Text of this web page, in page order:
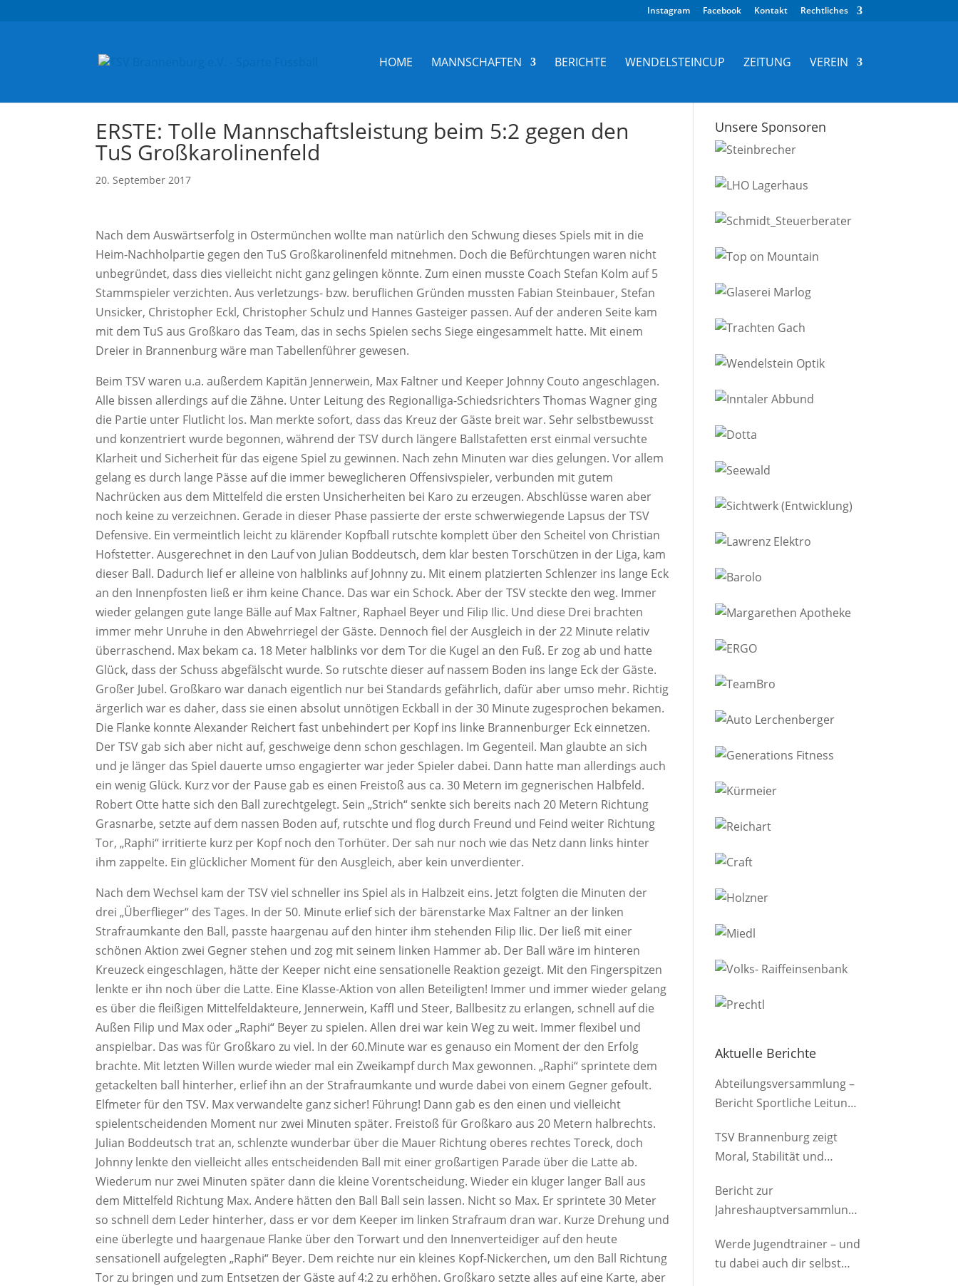
Instagram Facebook Kontakt Rechtliches
HOME MANNSCHAFTEN BERICHTE WENDELSTEINCUP ZEITUNG VEREIN
ERSTE: Tolle Mannschaftsleistung beim 5:2 gegen den
TuS Großkarolinenfeld
20. September 2017
Nach dem Auswärtserfolg in Ostermünchen wollte man natürlich den Schwung dieses Spiels mit in die
Heim-Nachholpartie gegen den TuS Großkarolinenfeld mitnehmen. Doch die Befürchtungen waren nicht
unbegründet, dass dies vielleicht nicht ganz gelingen könnte. Zum einen musste Coach Stefan Kolm auf 5
Stammspieler verzichten. Aus verletzungs- bzw. beruflichen Gründen mussten Fabian Steinbauer, Stefan
Unsicker, Christopher Eckl, Christopher Schulz und Hannes Gasteiger passen. Auf der anderen Seite kam
mit dem TuS aus Großkaro das Team, das in sechs Spielen sechs Siege eingesammelt hatte. Mit einem
Dreier in Brannenburg wäre man Tabellenführer gewesen.
Beim TSV waren u.a. außerdem Kapitän Jennerwein, Max Faltner und Keeper Johnny Couto angeschlagen.
Alle bissen allerdings auf die Zähne. Unter Leitung des Regionalliga-Schiedsrichters Thomas Wagner ging
die Partie unter Flutlicht los. Man merkte sofort, dass das Kreuz der Gäste breit war. Sehr selbstbewusst
und konzentriert wurde begonnen, während der TSV durch längere Ballstafetten erst einmal versuchte
Klarheit und Sicherheit für das eigene Spiel zu gewinnen. Nach zehn Minuten war dies gelungen. Vor allem
gelang es durch lange Pässe auf die immer beweglicheren Offensivspieler, verbunden mit gutem
Nachrücken aus dem Mittelfeld die ersten Unsicherheiten bei Karo zu erzeugen. Abschlüsse waren aber
noch keine zu verzeichnen. Gerade in dieser Phase passierte der erste schwerwiegende Lapsus der TSV
Defensive. Ein vermeintlich leicht zu klärender Kopfball rutschte komplett über den Scheitel von Christian
Hofstetter. Ausgerechnet in den Lauf von Julian Boddeutsch, dem klar besten Torschützen in der Liga, kam
dieser Ball. Dadurch lief er alleine von halblinks auf Johnny zu. Mit einem platzierten Schlenzer ins lange Eck
an den Innenpfosten ließ er ihm keine Chance. Das war ein Schock. Aber der TSV steckte den weg. Immer
wieder gelangen gute lange Bälle auf Max Faltner, Raphael Beyer und Filip Ilic. Und diese Drei brachten
immer mehr Unruhe in den Abwehrriegel der Gäste. Dennoch fiel der Ausgleich in der 22 Minute relativ
überraschend. Max bekam ca. 18 Meter halblinks vor dem Tor die Kugel an den Fuß. Er zog ab und hatte
Glück, dass der Schuss abgefälscht wurde. So rutschte dieser auf nassem Boden ins lange Eck der Gäste.
Großer Jubel. Großkaro war danach eigentlich nur bei Standards gefährlich, dafür aber umso mehr. Richtig
ärgerlich war es daher, dass sie einen absolut unnötigen Eckball in der 30 Minute zugesprochen bekamen.
Die Flanke konnte Alexander Reichert fast unbehindert per Kopf ins linke Brannenburger Eck einnetzen.
Der TSV gab sich aber nicht auf, geschweige denn schon geschlagen. Im Gegenteil. Man glaubte an sich
und je länger das Spiel dauerte umso engagierter war jeder Spieler dabei. Dann hatte man allerdings auch
ein wenig Glück. Kurz vor der Pause gab es einen Freistoß aus ca. 30 Metern im gegnerischen Halbfeld.
Robert Otte hatte sich den Ball zurechtgelegt. Sein „Strich“ senkte sich bereits nach 20 Metern Richtung
Grasnarbe, setzte auf dem nassen Boden auf, rutschte und flog durch Freund und Feind weiter Richtung
Tor, „Raphi“ irritierte kurz per Kopf noch den Torhüter. Der sah nur noch wie das Netz dann links hinter
ihm zappelte. Ein glücklicher Moment für den Ausgleich, aber kein unverdienter.
Nach dem Wechsel kam der TSV viel schneller ins Spiel als in Halbzeit eins. Jetzt folgten die Minuten der
drei „Überflieger“ des Tages. In der 50. Minute erlief sich der bärenstarke Max Faltner an der linken
Strafraumkante den Ball, passte haargenau auf den hinter ihm stehenden Filip Ilic. Der ließ mit einer
schönen Aktion zwei Gegner stehen und zog mit seinem linken Hammer ab. Der Ball wäre im hinteren
Kreuzeck eingeschlagen, hätte der Keeper nicht eine sensationelle Reaktion gezeigt. Mit den Fingerspitzen
lenkte er ihn noch über die Latte. Eine Klasse-Aktion von allen Beteiligten! Immer und immer wieder gelang
es über die fleißigen Mittelfeldakteure, Jennerwein, Kaffl und Steer, Ballbesitz zu erlangen, schnell auf die
Außen Filip und Max oder „Raphi“ Beyer zu spielen. Allen drei war kein Weg zu weit. Immer flexibel und
anspielbar. Das was für Großkaro zu viel. In der 60.Minute war es genauso ein Moment der den Erfolg
brachte. Mit letzten Willen wurde wieder mal ein Zweikampf durch Max gewonnen. „Raphi“ sprintete dem
getackelten ball hinterher, erlief ihn an der Strafraumkante und wurde dabei von einem Gegner gefoult.
Elfmeter für den TSV. Max verwandelte ganz sicher! Führung! Dann gab es den einen und vielleicht
spielentscheidenden Moment nur zwei Minuten später. Freistoß für Großkaro aus 20 Metern halbrechts.
Julian Boddeutsch trat an, schlenzte wunderbar über die Mauer Richtung oberes rechtes Toreck, doch
Johnny lenkte den vielleicht alles entscheidenden Ball mit einer großartigen Parade über die Latte ab.
Wiederum nur zwei Minuten später dann die kleine Vorentscheidung. Wieder ein kluger langer Ball aus
dem Mittelfeld Richtung Max. Andere hätten den Ball Ball sein lassen. Nicht so Max. Er sprintete 30 Meter
so schnell dem Leder hinterher, dass er vor dem Keeper im linken Strafraum dran war. Kurze Drehung und
eine überlegte und haargenaue Flanke über den Torwart und den Innenverteidiger auf den heute
sensationell aufgelegten „Raphi“ Beyer. Dem reichte nur ein kleines Kopf-Nickerchen, um den Ball Richtung
Tor zu bringen und zum Entsetzen der Gäste auf 4:2 zu erhöhen. Großkaro setzte alles auf eine Karte, aber
Unsere Sponsoren
Aktuelle Berichte
Abteilungsversammlung –
Bericht Sportliche Leitung
TSV Brannenburg zeigt
Moral, Stabilität und
Bericht zur
Jahreshauptversammlung
12.03.2026
Werde Jugendtrainer – und
tu dabei auch dir selbst